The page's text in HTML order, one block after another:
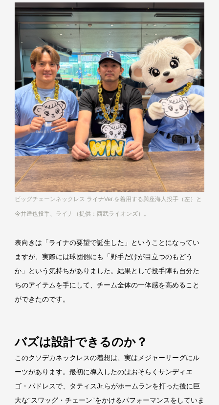
ビッグチェーンネックレス ライナVer.を着用する與座海人投手（左）と
今井達也投手、ライナ（提供：西武ライオンズ）。
表向きは「ライナの要望で誕生した」ということになってい
ますが、実際には球団側にも「野手だけが目立つのもどう
か」という気持ちがありました。結果として投手陣も自分た
ちのアイテムを手にして、チーム全体の一体感を高めること
ができたのです。
バズは設計できるのか？
このクソデカネックレスの着想は、実はメジャーリーグにル
ーツがあります。最初に導入したのはおそらくサンディエ
ゴ・パドレスで、タティスJr.らがホームランを打った後に巨
大な“スワッグ・チェーン”をかけるパフォーマンスをしていま